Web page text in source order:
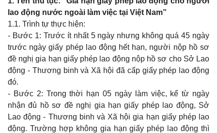
lao động nước ngoài làm việc tại Việt Nam”
1.1. Trình tự thực hiện:
- Bước 1: Trước ít nhất 5 ngày nhưng không quá45 ngày
trước ngày giấy phép lao động hết hạn, người nộp hồ sơ
đề nghịgia hạn giấy phép lao động nộp hồ sơ cho Sở Lao
động - Thương binhvà Xã hội đã cấp giấy phép laođộng
đó.
- Bước 2: Trongthời hạn05 ngày làm việc, kể từ ngày
nhận đủ hồ sơ đề nghị gia hạn giấy phép lao động, Sở
Laođộng- Thương binh và Xã hộigia hạn giấy phép lao
động. Trường hợp không gia hạn giấy phép laođộng thì